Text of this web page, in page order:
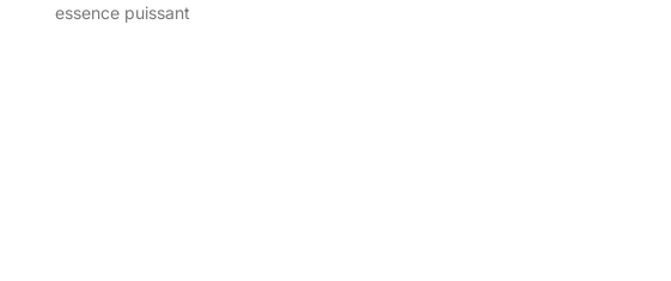
essence puissant